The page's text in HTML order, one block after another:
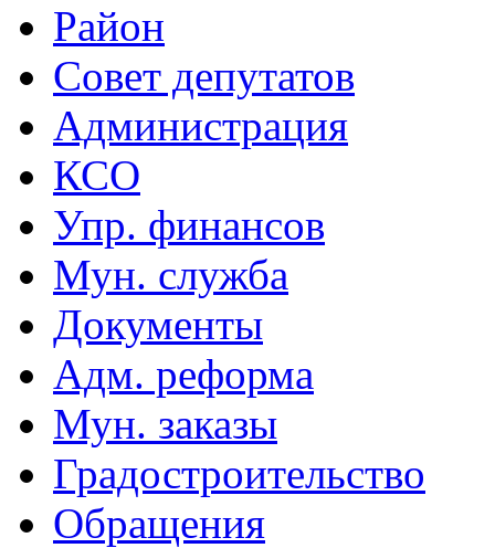
Район
Совет депутатов
Администрация
КСО
Упр. финансов
Мун. служба
Документы
Адм. реформа
Мун. заказы
Градостроительство
Обращения